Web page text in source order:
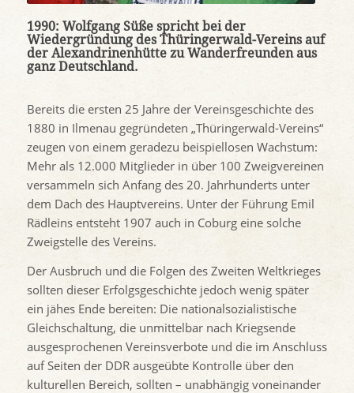
1990: Wolfgang Süße spricht bei der
Wiedergründung des Thüringerwald-Vereins auf
der Alexandrinenhütte zu Wanderfreunden aus
ganz Deutschland.
Bereits die ersten 25 Jahre der Vereinsgeschichte des
1880 in Ilmenau gegründeten „Thüringerwald-Vereins“
zeugen von einem geradezu beispiellosen Wachstum:
Mehr als 12.000 Mitglieder in über 100 Zweigvereinen
versammeln sich Anfang des 20. Jahrhunderts unter
dem Dach des Hauptvereins. Unter der Führung Emil
Rädleins entsteht 1907 auch in Coburg eine solche
Zweigstelle des Vereins.
Der Ausbruch und die Folgen des Zweiten Weltkrieges
sollten dieser Erfolgsgeschichte jedoch wenig später
ein jähes Ende bereiten: Die nationalsozialistische
Gleichschaltung, die unmittelbar nach Kriegsende
ausgesprochenen Vereinsverbote und die im Anschluss
auf Seiten der DDR ausgeübte Kontrolle über den
kulturellen Bereich, sollten – unabhängig voneinander